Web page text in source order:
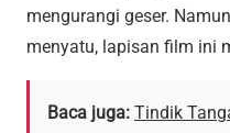
mengurangi geser.
menyatu, lapisan film ini
Baca juga: Tindik